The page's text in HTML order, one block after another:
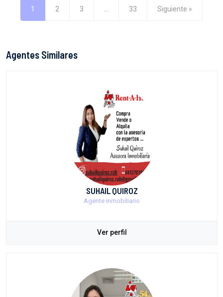
1 2 3 33 Siguiente »
Agentes Similares
SUHAIL QUIROZ
Agente inmobiliario
Ver perfil